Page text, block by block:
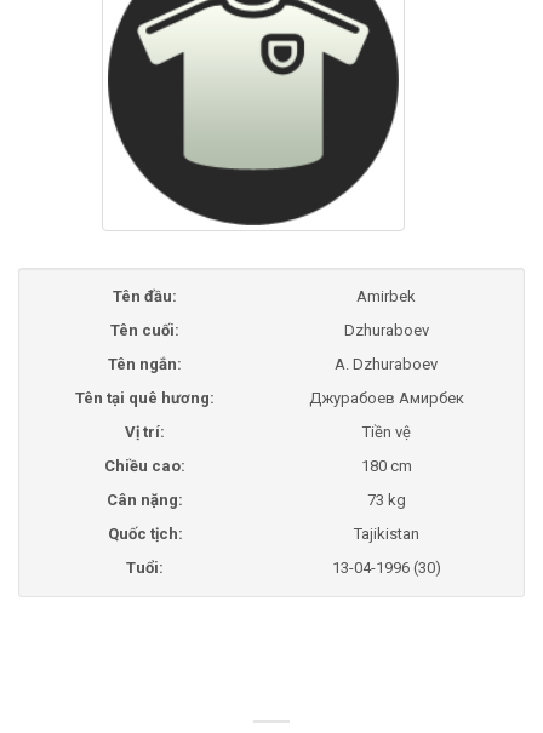
Tên đầu:
Amirbek
Tên cuối:
Dzhuraboev
Tên ngắn:
A. Dzhuraboev
Tên tại quê hương:
Джурабоев Амирбек
Vị trí:
Tiền vệ
Chiều cao:
180 cm
Cân nặng:
73 kg
Quốc tịch:
Tajikistan
Tuổi:
13-04-1996 (30)